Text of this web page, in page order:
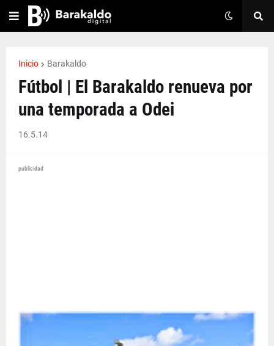
Inicio Barakaldo
Fútbol | El Barakaldo renueva por
una temporada a Odei
16.5.14
publicidad